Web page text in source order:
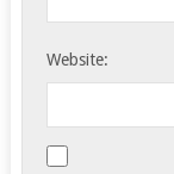
Website: